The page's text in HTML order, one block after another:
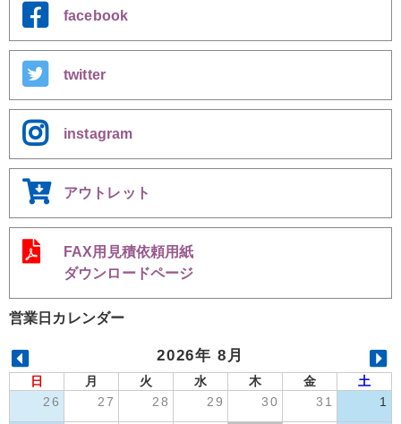
facebook
twitter
instagram
アウトレット
FAX用見積依頼用紙
ダウンロードページ
営業日カレンダー
2026年 8月
日 月 火 水 木 金
土
26
27 28 29 30 31 1